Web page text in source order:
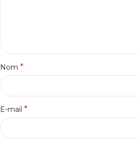
Nom *
E-mail *